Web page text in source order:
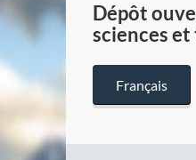
Dépôt
sciences
Français